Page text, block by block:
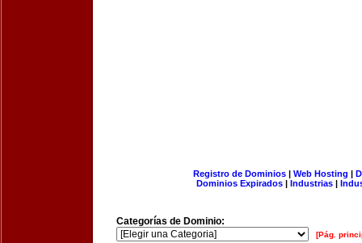
Registro de Dominios| Web Hosting |
Dominios Expirados | Industrias |
Categorías de Dominio:
[Pág.